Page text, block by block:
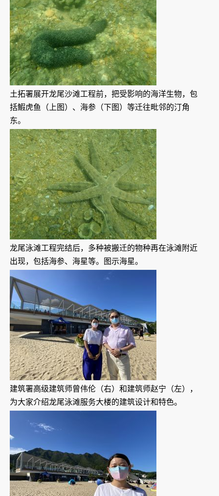
土拓署展开龙尾沙滩工程前，把受影响的海洋生物，包
括鰕虎鱼（上图）、海参（下图）等迁往毗邻的汀角
东。
龙尾泳滩工程完结后，多种被搬迁的物种再在泳滩附近
出现，包括海参、海星等。图示海星。
建筑署高级建筑师曾伟伦（右）和建筑师赵宁（左），
为大家介绍龙尾泳滩服务大楼的建筑设计和特色。